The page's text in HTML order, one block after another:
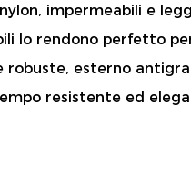
impermeabili e
lo rendono perfetto
robuste, esterno
resistente ed